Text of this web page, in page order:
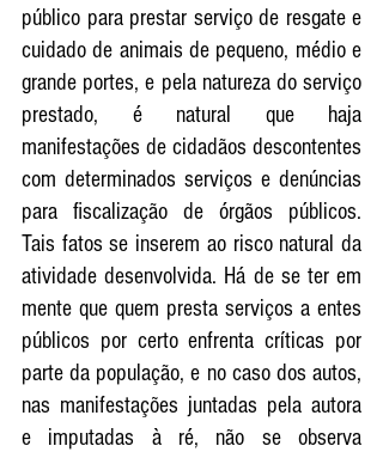
público para prestar serviço de resgate e
cuidado de animais de pequeno, médio e
grande portes, e pela natureza do serviço
prestado, é natural que haja
manifestações de cidadãos descontentes
com determinados serviços e denúncias
para fiscalização de órgãos públicos.
Tais fatos se inserem ao risco natural da
atividade desenvolvida. Há de se ter em
mente que quem presta serviços a entes
públicos por certo enfrenta críticas por
parte da população, e no caso dos autos,
nas manifestações juntadas pela autora
e imputadas à ré, não se observa